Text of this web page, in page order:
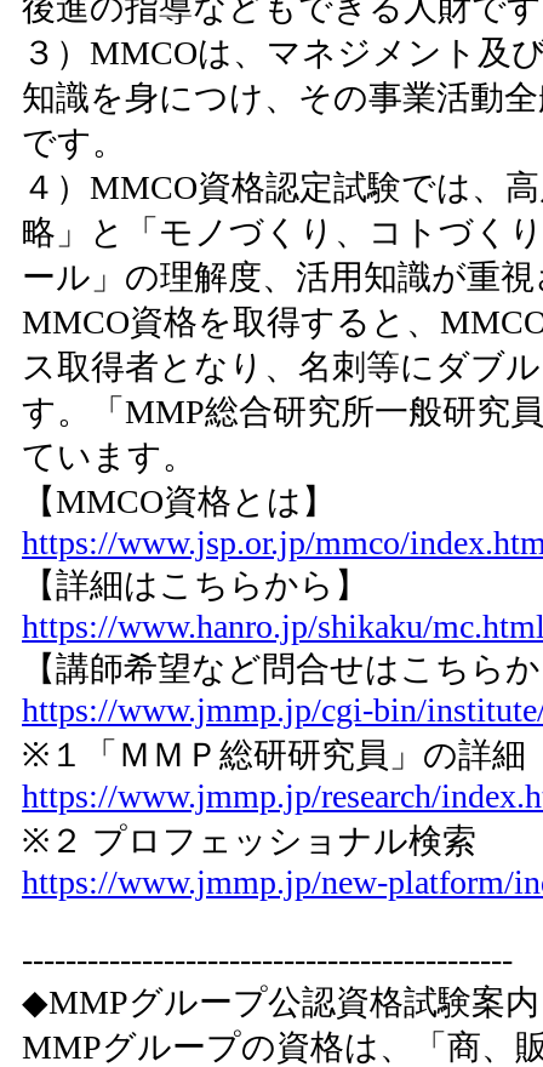
後進の指導などもできる人財で
３）MMCOは、マネジメント及
知識を身につけ、その事業活動
です。
４）MMCO資格認定試験では、
略」と「モノづくり、コトづく
ール」の理解度、活用知識が重
MMCO資格を取得すると、
ス取得者となり、名刺等にダブ
す。「MMP総合研究所一般研究
ています。
【MMCO資格とは】
https://www.jsp.or.jp/mmco/
【詳細はこちらから】
https://www.hanro.jp/shikaku/
【講師希望など問合せはこちら
https://www.jmmp.jp/cgi-bin/
※１「ＭＭＰ総研研究員」の詳細
https://www.jmmp.jp/research/
※２ プロフェッショナル検索
https://www.jmmp.jp/new-platform/
---------------------------------------------
◆MMPグループ公認資格試験案
MMPグループの資格は、「商、